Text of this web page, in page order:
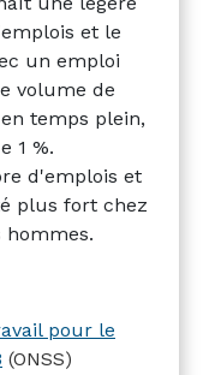
et le
un emploi
volume de
temps plein,
1 %.
d'emplois et
plus fort chez
hommes.
pour le
(ONSS)